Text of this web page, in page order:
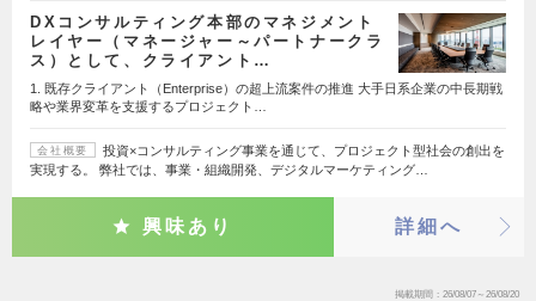
DXコンサルティング本部のマネジメント
レイヤー（マネージャー～パートナークラ
ス）として、クライアント…
1. 既存クライアント（Enterprise）の超上流案件の推進 大手日系企業の中長期戦
略や業界変革を支援するプロジェクト…
会社概要
投資×コンサルティング事業を通じて、プロジェクト型社会の創出を
実現する。 弊社では、事業・組織開発、デジタルマーケティング…
興味あり 詳細へ
掲載期間 26/08/07～26/08/20